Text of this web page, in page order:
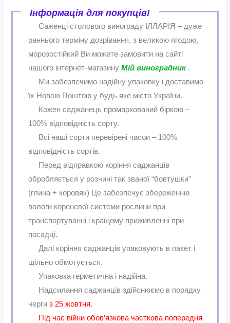
Інформація для покупців!
Саженці столового винограду ІЛЛАРІЯ – дуже
раннього терміну дозрівання, з великою ягодою,
морозостійкий Ви можете замовити на сайті
нашого інтернет-магазинуМій виноградник .
Ми забезпечимо надійну упаковку і доставимо
їх Новою Поштою у будь яке місто України.
Кожен саджанець промаркований біркою –
100% відповідність сорту.
Всі наші сорти перевірені часои – 100%
відповідність сортів.
Перед відправкою коріння саджанців
обробляється у розчині так званої “бовтушки”
(глина + коровяк) Це забезпечує збереженню
вологи кореневої системи рослини при
транспортуванні і кращому приживленні при
посадці.
Далі коріння саджанців упаковують в пакет і
щільно обмотується.
Упаковка герметична і надійна.
Надсилання саджанців здійснюємо в порядку
чергиз 25 жовтня.
Під час війни обов’язкова часткова попередня